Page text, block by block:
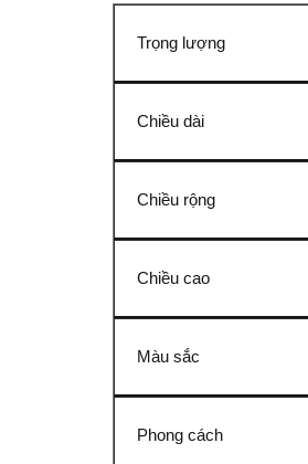
Trọng lượng
Chiều dài
Chiều rộng
Chiều cao
Màu sắc
Phong cách